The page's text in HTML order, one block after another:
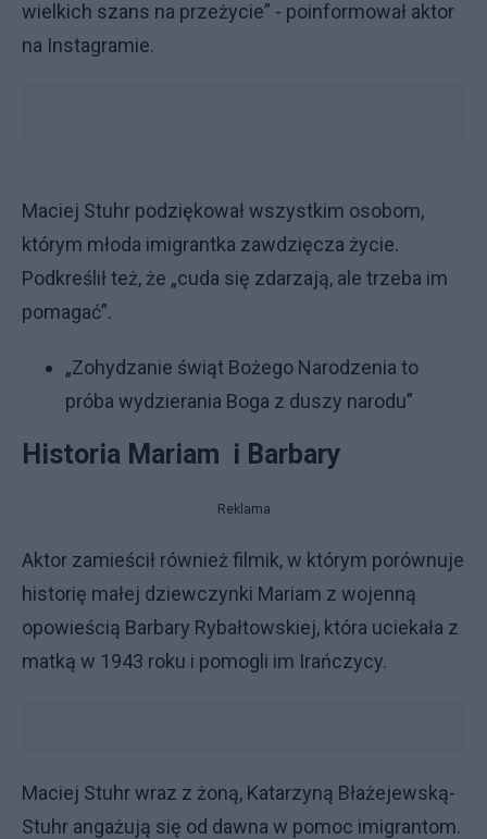
wielkich szans na przeżycie” - poinformował aktor
na Instagramie.
Maciej Stuhr podziękował wszystkim osobom,
którym młoda imigrantka zawdzięcza życie.
Podkreślił też, że „cuda się zdarzają, ale trzeba im
pomagać”.
„Zohydzanie świąt Bożego Narodzenia to
próba wydzierania Boga z duszy narodu”
Historia Mariam i Barbary
Reklama
Aktor zamieścił również filmik, w którym porównuje
historię małej dziewczynki Mariam z wojenną
opowieścią Barbary Rybałtowskiej, która uciekała z
matką w 1943 roku i pomogli im Irańczycy.
Maciej Stuhr wraz z żoną, Katarzyną Błażejewską-
Stuhr angażują się od dawna w pomoc imigrantom.